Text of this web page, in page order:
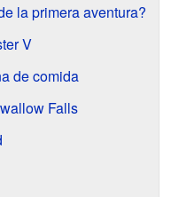
la primera aventura?
V
de comida
Falls